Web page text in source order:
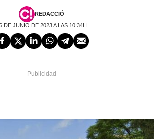
REDACCIÓ
DE JUNIO DE 2023 A LAS 10:34H